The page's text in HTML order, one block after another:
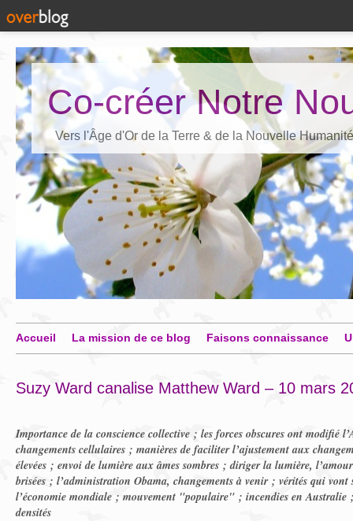
Co-créer Notre
Vers l'Âge d'Or de la Terre & de la Nouvelle Humanité
Accueil La mission de ce blog Faisons connaissance
Suzy Ward canalise Matthew Ward – 10 mars
Importance de la conscience collective ; les forces obscures ont modifié
changements cellulaires ; manières de faciliter l’ajustement aux
élevées ; envoi de lumière aux âmes sombres ; diriger la lumière,
brisées ; l’administration Obama, changements à venir ; vérités qui vont
l’économie mondiale ; mouvement "populaire" ; incendies en
densités